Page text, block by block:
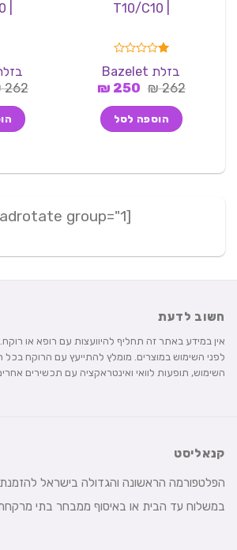
1.00
מתוך
בזלת Bazelet
262
₪ המחיר
262 ₪.
250
₪המחיר
הוא:
250 ₪.
הוספה לסל
בזלת Bazelet
262
₪
חשוב לדעת
אין במידע באתר זה תחליף להיוועצות עם רופא או רוקח. יש
לפני השימוש במוצרים. מומלץ להתייעץ עם הרוקח בכל
השימוש, תופעות לוואי ואינטראקציה עם תכשירים אחרים.
קנאליסט
הפלטפורמה הראשונה והגדולה בישראל להזמנת
במשלוח עד הבית או באיסוף ממבחר בתי מרקחת.